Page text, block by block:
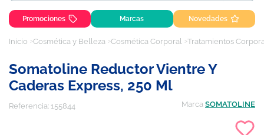
Promociones Marcas Novedades
Inicio Cosmética y Belleza Cosmética Corporal Tratamientos
Somatoline Reductor Vientre Y
Caderas Express, 250 Ml
Referencia: 155844 Marca SOMATOLINE